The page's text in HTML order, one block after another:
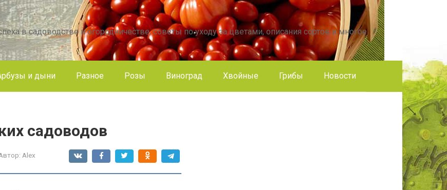
в садоводстве и огородничестве, советы по уходу за цветами, описания сортов и многое
и дыни Разное Розы Виноград Хвойные Грибы Новости
садоводов
Alex